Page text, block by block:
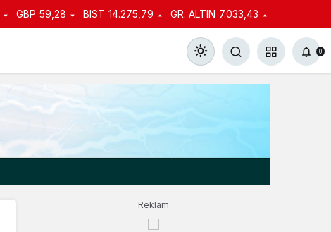
GBP 59,28 BIST 14.275,79 GR. ALTIN 7.033,43
Gündüz Modu
0
Reklam